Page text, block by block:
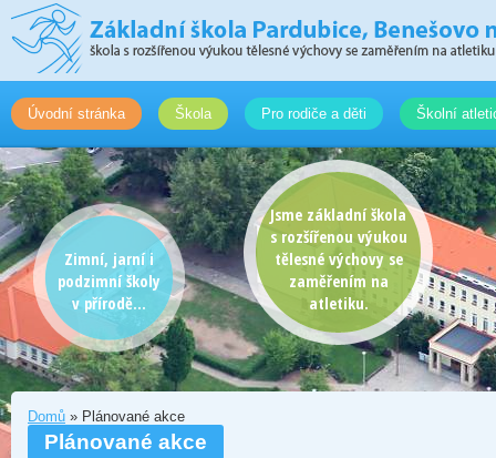
Úvodní stránka Škola Pro rodiče a děti Školní
Zimní, jarní i
podzimní školy
v přírodě...
Jsme základní škola
s rozšířenou výukou
tělesné výchovy se
zaměřením na
atletiku.
Domů » Plánované akce
Plánované akce